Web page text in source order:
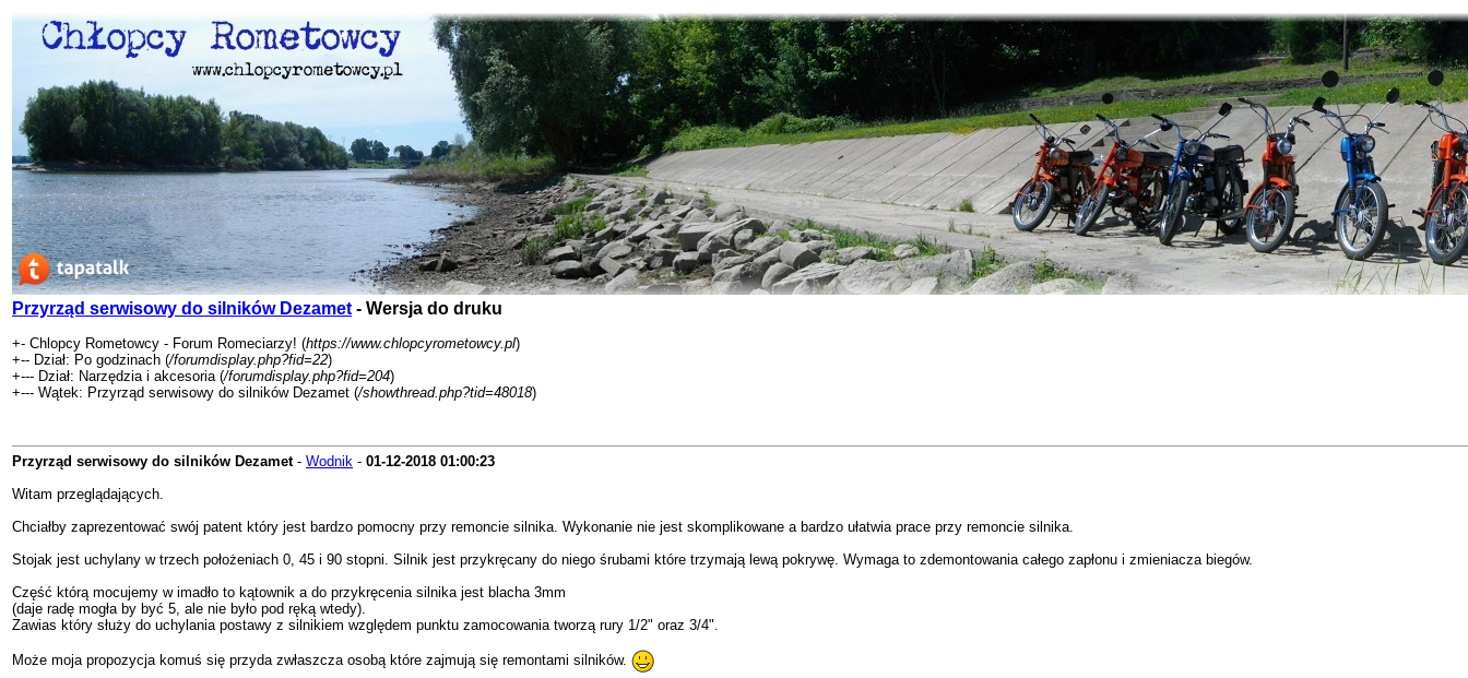
Przyrząd serwisowy do silników Dezamet - Wersja do druku
+- Chlopcy Rometowcy - Forum Romeciarzy! (https://www.chlopcyrometowcy.pl)
+-- Dział: Po godzinach (/forumdisplay.php?fid=22)
+--- Dział: Narzędzia i akcesoria (/forumdisplay.php?fid=204)
+--- Wątek: Przyrząd serwisowy do silników Dezamet (/showthread.php?tid=48018)
Przyrząd serwisowy do silników Dezamet- Wodnik - 01-12-2018 01:00:23
Witam przeglądających.
Chciałby zaprezentować swój patent który jest bardzo pomocny przy remoncie silnika. Wykonanie nie jest skomplikowane a bardzo ułatwia prace przy remoncie silnika.
Stojak jest uchylany w trzech położeniach 0, 45 i 90 stopni. Silnik jest przykręcany do niego śrubami które trzymają lewą pokrywę. Wymaga to zdemontowania całego zapłonu i zmieniacza biegów.
Część którą mocujemy w imadło to kątownik a do przykręcenia silnika jest blacha 3mm
(daje radę mogła by być 5, ale nie było pod ręką wtedy).
Zawias który służy do uchylania postawy z silnikiem względem punktu zamocowania tworzą rury 1/2" oraz 3/4".
Może moja propozycja komuś się przyda zwłaszcza osobą które zajmują się remontami silników.